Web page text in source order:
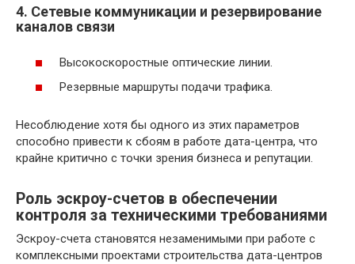
4. Сетевые коммуникации и резервирование
каналов связи
Высокоскоростные оптические линии.
Резервные маршруты подачи трафика.
Несоблюдение хотя бы одного из этих параметров
способно привести к сбоям в работе дата-центра, что
крайне критично с точки зрения бизнеса и репутации.
Роль эскроу-счетов в обеспечении
контроля за техническими требованиями
Эскроу-счета становятся незаменимыми при работе с
комплексными проектами строительства дата-центров